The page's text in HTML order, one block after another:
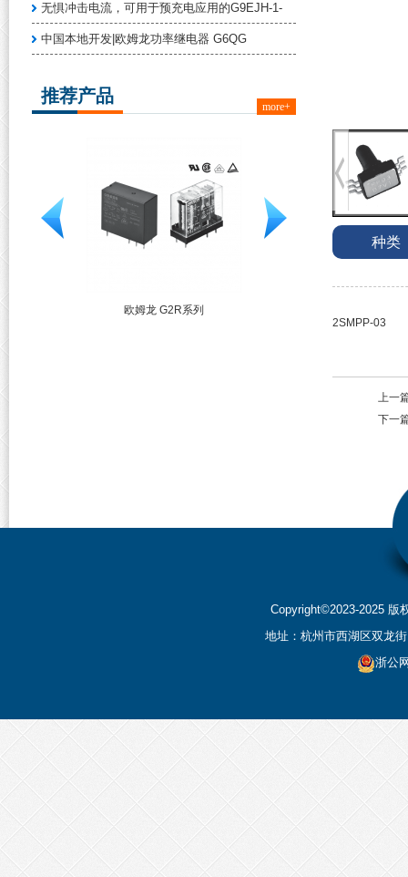
无惧冲击电流，可用于预充电应用的G9EJH-1-
中国本地开发|欧姆龙功率继电器 G6QG
推荐产品
more+
欧姆龙 G2R系列
种类
2SMPP-03
上一
下一
Copyright©2023-2025 版
地址：杭州市西湖区双龙
浙公